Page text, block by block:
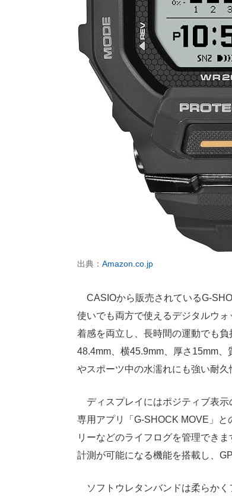
出典： Amazon.co.jp
CASIOから販売されているG-
使いでも両方で使えるデジタルウ
着感を両立し、長時間の運動でも
48.4mm、横45.9mm、厚さ15mm
やスポーツ中の水濡れにも強い耐久
ディスプレイにはポジティブ表示
専用アプリ「G-SHOCK MOVE」
リーなどのライフログを管理でき
計測が可能になる機能を搭載し、
ソフトウレタンバンドは柔らかく